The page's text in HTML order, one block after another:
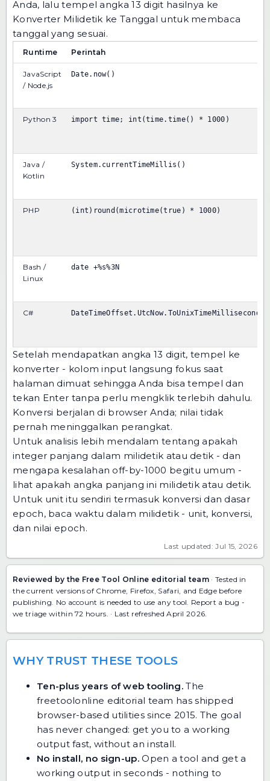
Anda, lalu tempel angka 13 digit hasilnya ke
Konverter Milidetik ke Tanggal untuk membaca
tanggal yang sesuai.
Runtime Perintah
JavaScript
/ Node.js
Date.now()
Python 3 import time; int(time.time() * 1000)
Java /
Kotlin
System.currentTimeMillis()
PHP (int)round(microtime(true) * 1000)
Bash /
Linux
date +%s%3N
C#
Setelah mendapatkan angka 13 digit, tempel ke
konverter - kolom input langsung fokus saat
halaman dimuat sehingga Anda bisa tempel dan
tekan Enter tanpa perlu mengklik terlebih dahulu.
Konversi berjalan di browser Anda; nilai tidak
pernah meninggalkan perangkat.
Untuk analisis lebih mendalam tentang apakah
integer panjang dalam milidetik atau detik - dan
mengapa kesalahan off-by-1000 begitu umum -
lihat apakah angka panjang ini milidetik atau detik.
Untuk unit itu sendiri termasuk konversi dan dasar
epoch, baca waktu dalam milidetik - unit, konversi,
dan nilai epoch.
Last updated: Jul 15, 2026
Reviewed by the Free Tool Online editorial team · Tested in
the current versions of Chrome, Firefox, Safari, and Edge before
publishing. No account is needed to use any tool. Report a bug -
we triage within 72 hours. · Last refreshed April 2026.
WHY TRUST THESE TOOLS
Ten-plus years of web tooling. The
freetoolonline editorial team has shipped
browser-based utilities since 2015. The goal
has never changed: get you to a working
output fast, without an install.
No install, no sign-up.Open a tool and get a
working output in seconds - nothing to